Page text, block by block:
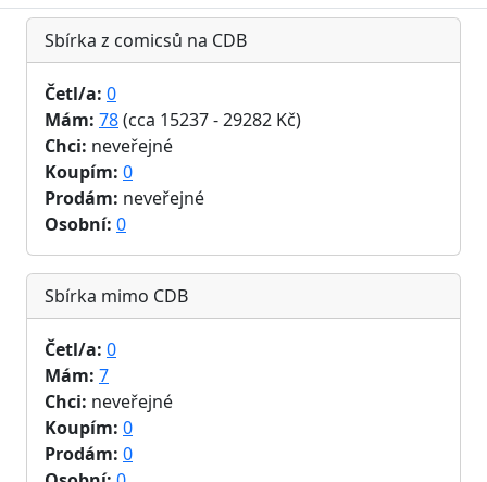
Sbírka z comicsů na CDB
Četl/a: 0
Mám: 78(cca 15237 - 29282 Kč)
Chci: neveřejné
Koupím: 0
Prodám: neveřejné
Osobní: 0
Sbírka mimo CDB
Četl/a: 0
Mám: 7
Chci: neveřejné
Koupím: 0
Prodám: 0